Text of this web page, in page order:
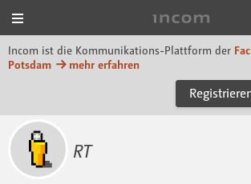
Incom ist die Kommunikations-Plattform der
Potsdam
mehr erfahren
RT